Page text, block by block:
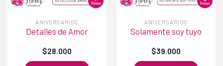
ANIVERSARIOS
Detalles de Amor
$28.000
ANIVERSARIOS
Solamente soy tuyo
$39.000